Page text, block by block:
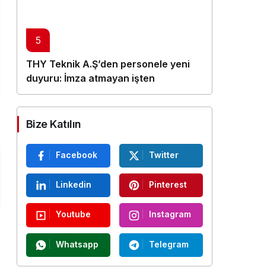
5
THY Teknik A.Ş’den personele yeni
duyuru: İmza atmayan işten
çıkarılacak
Bize Katılın
Facebook Twitter
Linkedin Pinterest
Youtube Instagram
Whatsapp Telegram